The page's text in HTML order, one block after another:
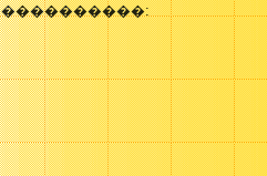
����������: